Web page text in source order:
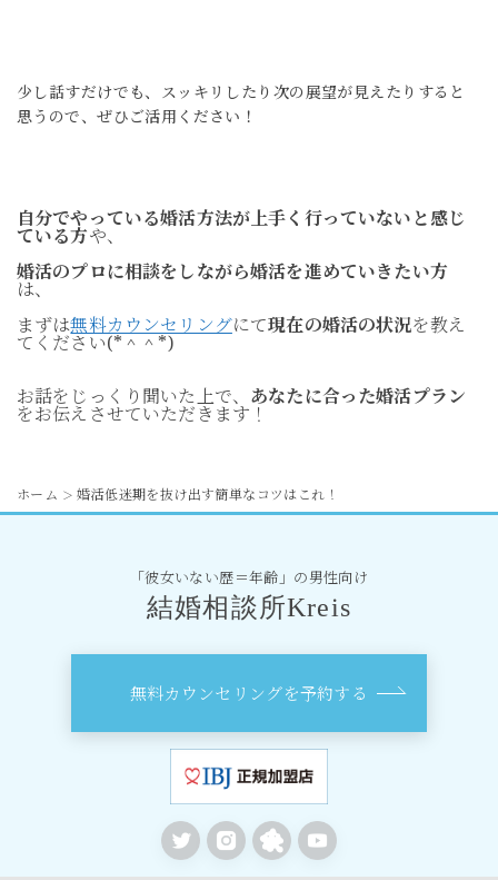
少し話すだけでも、スッキリしたり 次の展望が見えたりすると
思うので、ぜひご活用ください！
自分でやっている婚活方法が上手く行っていないと感じ
ている方や、
婚活のプロに相談をしながら婚活を進めていきたい方
は、
まずは無料カウンセリングにて現在の婚活の状況を教え
てください(*＾＾*)
お話をじっくり聞いた上で、 あなたに合った婚活プラン
をお伝えさせていただきます！
ホーム ＞婚活低迷期を抜け出す簡単なコツはこれ！
「彼女いない歴＝年齢」の男性向け
結婚相談所Kreis
無料カウンセリングを予約する